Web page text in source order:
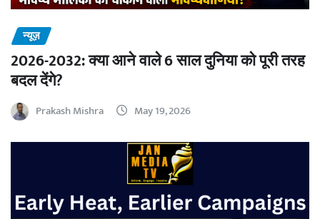
न्यूज़
2026-2032: क्या आने वाले 6 साल दुनिया को पूरी तरह
बदल देंगे?
Prakash Mishra May 19, 2026